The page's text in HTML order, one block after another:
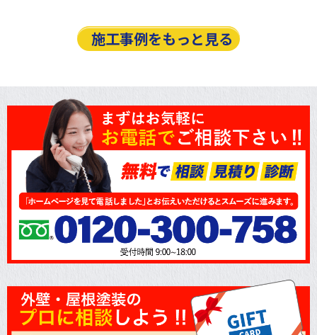
施工事例をもっと見る